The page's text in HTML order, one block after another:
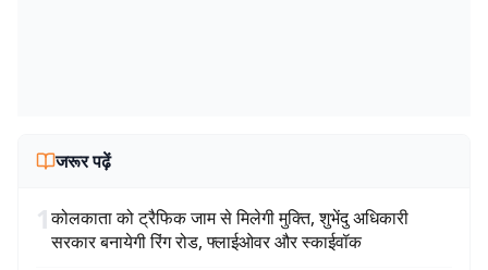
जरूर पढ़ें
1कोलकाता को ट्रैफिक जाम से मिलेगी मुक्ति, शुभेंदु अधिकारी
सरकार बनायेगी रिंग रोड, फ्लाईओवर और स्काईवॉक